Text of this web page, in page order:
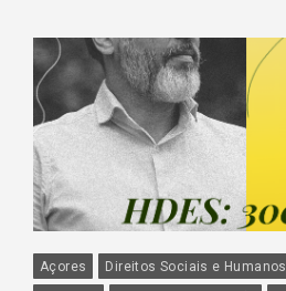
Açores Direitos Sociais e Humanos